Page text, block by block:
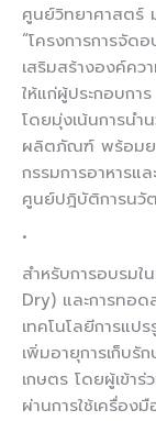
ศูนย์วิทยาศาสตร์
“โครงการการจั
เสริมสร้างองค์ค
ให้แก่ผู้ประกอบกา
โดยมุ่งเน้นการนำ
ผลิตภัณฑ์ พร้อมย
กรรมการอาหาร
ศูนย์ปฎิบัติการนวั
•
สำหรับการอบรมใ
Dry) และการทอ
เทคโนโลยีการแป
เพิ่มอายุการเก็บรั
เกษตร โดยผู้เข้า
ผ่านการใช้เครื่อง